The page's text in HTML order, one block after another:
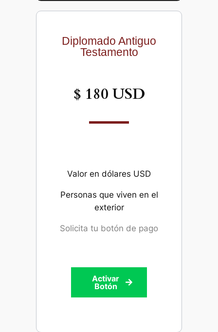
Diplomado Antiguo
Testamento
$ 180 USD
Valor en dólares USD
Personas que viven en el
exterior
Solicita tu botón de pago
Activar
Botón